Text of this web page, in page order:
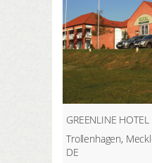
GREENLINE HOTEL
Trollenhagen,
DE